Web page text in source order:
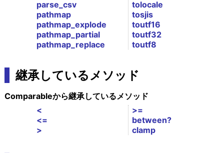
parse_csv
pathmap
pathmap_explode
pathmap_partial
pathmap_replace
tolocale
tosjis
toutf16
toutf32
toutf8
継承しているメソッド
Comparableから継承しているメソッド
<
<=
>
>=
between?
clamp